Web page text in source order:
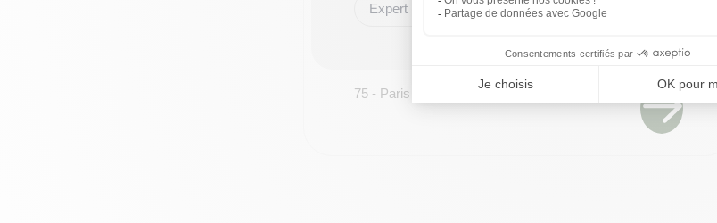
Expert (+ de 8 ans)
CDI
75 - Paris